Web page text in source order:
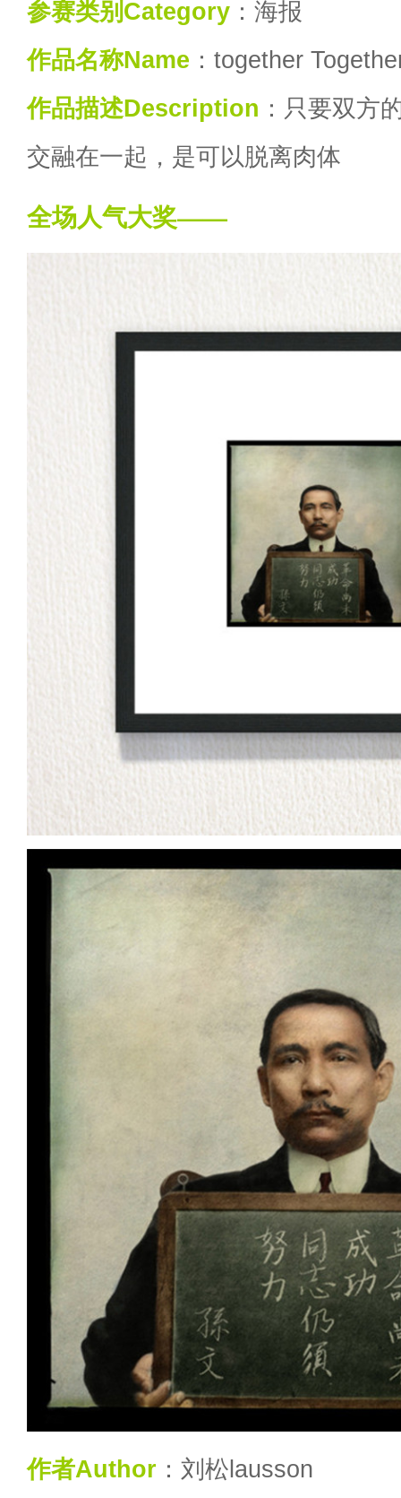
参赛类别Category ：海报
作品名称Name ：together
作品描述Description ：只要双方
交融在一起，是可以脱离肉体
全场人气大奖——
作者Author ：刘松lausson